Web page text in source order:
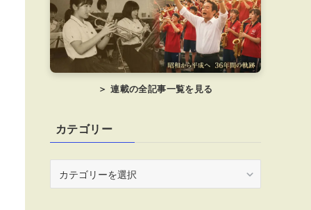
＞ 連載の全記事一覧を見る
カテゴリー